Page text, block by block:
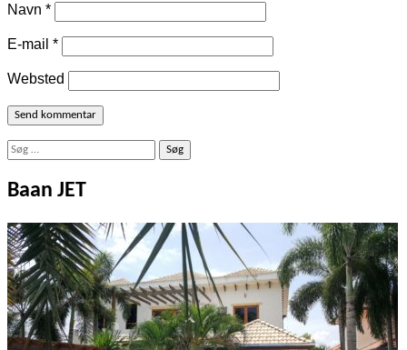
Navn *
E-mail *
Websted
Søg
Baan JET